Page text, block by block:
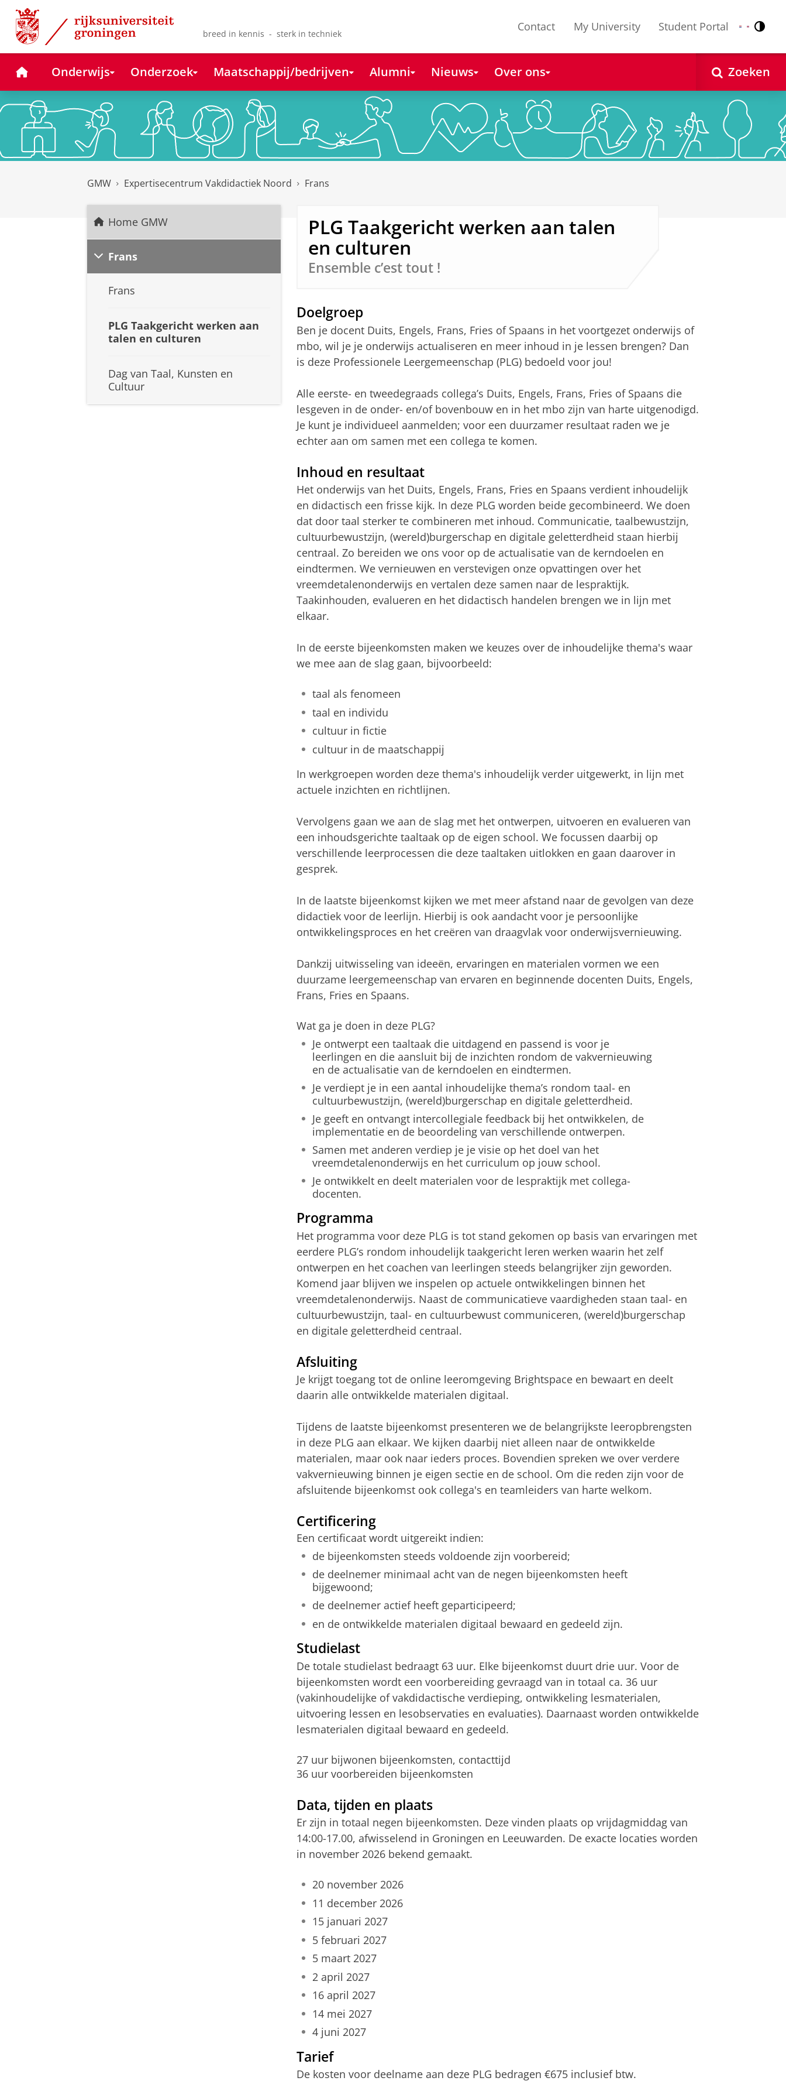
Skip
Content
Skip
Navigation
breed in kennis - sterk in techniek
Contact My University Student Portal Nederlands
English
HomeOnderwijs Onderzoek Maatschappij/bedrijven Alumni Nieuws Over ons Zoeken
GMW Expertisecentrum Vakdidactiek Noord Frans
Home GMW
Frans
Frans
PLG Taakgericht werken aan
talen en culturen
Dag van Taal, Kunsten en
Cultuur
PLG Taakgericht werken aan talen
en culturen
Ensemble c’est tout !
Doelgroep
Ben je docent Duits, Engels, Frans, Fries of Spaans in het voortgezet onderwijs of
mbo, wil je je onderwijs actualiseren en meer inhoud in je lessen brengen? Dan
is deze Professionele Leergemeenschap (PLG) bedoeld voor jou!
Alle eerste- en tweedegraads collega’s Duits, Engels, Frans, Fries of Spaans die
lesgeven in de onder- en/of bovenbouw en in het mbo zijn van harte uitgenodigd.
Je kunt je individueel aanmelden; voor een duurzamer resultaat raden we je
echter aan om samen met een collega te komen.
Inhoud en resultaat
Het onderwijs van het Duits, Engels, Frans, Fries en Spaans verdient inhoudelijk
en didactisch een frisse kijk. In deze PLG worden beide gecombineerd. We doen
dat door taal sterker te combineren met inhoud. Communicatie, taalbewustzijn,
cultuurbewustzijn, (wereld)burgerschap en digitale geletterdheid staan hierbij
centraal. Zo bereiden we ons voor op de actualisatie van de kerndoelen en
eindtermen. We vernieuwen en verstevigen onze opvattingen over het
vreemdetalenonderwijs en vertalen deze samen naar de lespraktijk.
Taakinhouden, evalueren en het didactisch handelen brengen we in lijn met
elkaar.
In de eerste bijeenkomsten maken we keuzes over de inhoudelijke thema's waar
we mee aan de slag gaan, bijvoorbeeld:
taal als fenomeen
taal en individu
cultuur in fictie
cultuur in de maatschappij
In werkgroepen worden deze thema's inhoudelijk verder uitgewerkt, in lijn met
actuele inzichten en richtlijnen.
Vervolgens gaan we aan de slag met het ontwerpen, uitvoeren en evalueren van
een inhoudsgerichte taaltaak op de eigen school. We focussen daarbij op
verschillende leerprocessen die deze taaltaken uitlokken en gaan daarover in
gesprek.
In de laatste bijeenkomst kijken we met meer afstand naar de gevolgen van deze
didactiek voor de leerlijn. Hierbij is ook aandacht voor je persoonlijke
ontwikkelingsproces en het creëren van draagvlak voor onderwijsvernieuwing.
Dankzij uitwisseling van ideeën, ervaringen en materialen vormen we een
duurzame leergemeenschap van ervaren en beginnende docenten Duits, Engels,
Frans, Fries en Spaans.
Wat ga je doen in deze PLG?
Je ontwerpt een taaltaak die uitdagend en passend is voor je
leerlingen en die aansluit bij de inzichten rondom de vakvernieuwing
en de actualisatie van de kerndoelen en eindtermen.
Je verdiept je in een aantal inhoudelijke thema’s rondom taal- en
cultuurbewustzijn, (wereld)burgerschap en digitale geletterdheid.
Je geeft en ontvangt intercollegiale feedback bij het ontwikkelen, de
implementatie en de beoordeling van verschillende ontwerpen.
Samen met anderen verdiep je je visie op het doel van het
vreemdetalenonderwijs en het curriculum op jouw school.
Je ontwikkelt en deelt materialen voor de lespraktijk met collega-
docenten.
Programma
Het programma voor deze PLG is tot stand gekomen op basis van ervaringen met
eerdere PLG’s rondom inhoudelijk taakgericht leren werken waarin het zelf
ontwerpen en het coachen van leerlingen steeds belangrijker zijn geworden.
Komend jaar blijven we inspelen op actuele ontwikkelingen binnen het
vreemdetalenonderwijs. Naast de communicatieve vaardigheden staan taal- en
cultuurbewustzijn, taal- en cultuurbewust communiceren, (wereld)burgerschap
en digitale geletterdheid centraal.
Afsluiting
Je krijgt toegang tot de online leeromgeving Brightspace en bewaart en deelt
daarin alle ontwikkelde materialen digitaal.
Tijdens de laatste bijeenkomst presenteren we de belangrijkste leeropbrengsten
in deze PLG aan elkaar. We kijken daarbij niet alleen naar de ontwikkelde
materialen, maar ook naar ieders proces. Bovendien spreken we over verdere
vakvernieuwing binnen je eigen sectie en de school. Om die reden zijn voor de
afsluitende bijeenkomst ook collega's en teamleiders van harte welkom.
Certificering
Een certificaat wordt uitgereikt indien:
de bijeenkomsten steeds voldoende zijn voorbereid;
de deelnemer minimaal acht van de negen bijeenkomsten heeft
bijgewoond;
de deelnemer actief heeft geparticipeerd;
en de ontwikkelde materialen digitaal bewaard en gedeeld zijn.
Studielast
De totale studielast bedraagt 63 uur. Elke bijeenkomst duurt drie uur. Voor de
bijeenkomsten wordt een voorbereiding gevraagd van in totaal ca. 36 uur
(vakinhoudelijke of vakdidactische verdieping, ontwikkeling lesmaterialen,
uitvoering lessen en lesobservaties en evaluaties). Daarnaast worden ontwikkelde
lesmaterialen digitaal bewaard en gedeeld.
27 uur bijwonen bijeenkomsten, contacttijd
36 uur voorbereiden bijeenkomsten
Data, tijden en plaats
Er zijn in totaal negen bijeenkomsten. Deze vinden plaats op vrijdagmiddag van
14:00-17.00, afwisselend in Groningen en Leeuwarden. De exacte locaties worden
in november 2026 bekend gemaakt.
20 november 2026
11 december 2026
15 januari 2027
5 februari 2027
5 maart 2027
2 april 2027
16 april 2027
14 mei 2027
4 juni 2027
Tarief
De kosten voor deelname aan deze PLG bedragen €675 inclusief btw.